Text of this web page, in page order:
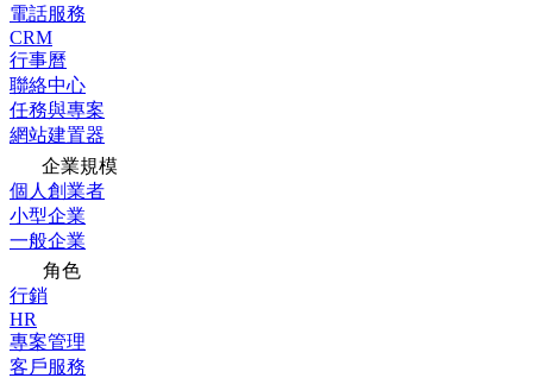
電話服務
CRM
行事曆
聯絡中心
任務與專案
網站建置器
企業規模
個人創業者
小型企業
一般企業
角色
行銷
HR
專案管理
客戶服務